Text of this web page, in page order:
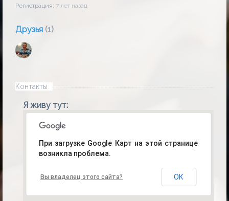
Регистрация: 7 лет назад
Друзья (1)
Контакты
Я живу тут:
При загрузке Google Карт на этой странице
возникла проблема.
Вы владелец этого сайта? ОК